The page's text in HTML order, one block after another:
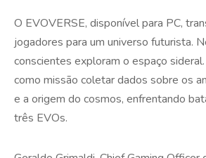
O EVOVERSE, disponível para PC,
jogadores para um universo futurista.
conscientes exploram o espaço
como missão coletar dados sobre os
e a origem do cosmos, enfrentando
três EVOs.